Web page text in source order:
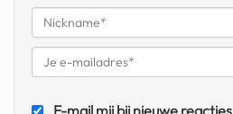
dunkin donuts
ryanair
dpd